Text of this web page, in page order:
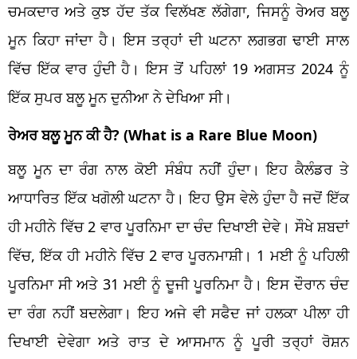
ਚਮਕਦਾਰ ਅਤੇ ਕੁਝ ਹੱਦ ਤੱਕ ਵਿਲੱਖਣ ਲੱਗੇਗਾ, ਜਿਸਨੂੰ ਰੇਅਰ ਬਲੂ
ਮੂਨ ਕਿਹਾ ਜਾਂਦਾ ਹੈ। ਇਸ ਤਰ੍ਹਾਂ ਦੀ ਘਟਨਾ ਲਗਭਗ ਢਾਈ ਸਾਲ
ਵਿੱਚ ਇੱਕ ਵਾਰ ਹੁੰਦੀ ਹੈ। ਇਸ ਤੋਂ ਪਹਿਲਾਂ 19 ਅਗਸਤ 2024 ਨੂੰ
ਇੱਕ ਸੁਪਰ ਬਲੂ ਮੂਨ ਦੁਨੀਆ ਨੇ ਦੇਖਿਆ ਸੀ।
ਰੇਅਰ ਬਲੂ ਮੂਨ ਕੀ ਹੈ? (What is a Rare Blue Moon)
ਬਲੂ ਮੂਨ ਦਾ ਰੰਗ ਨਾਲ ਕੋਈ ਸੰਬੰਧ ਨਹੀਂ ਹੁੰਦਾ। ਇਹ ਕੈਲੰਡਰ ਤੇ
ਆਧਾਰਿਤ ਇੱਕ ਖਗੋਲੀ ਘਟਨਾ ਹੈ। ਇਹ ਉਸ ਵੇਲੇ ਹੁੰਦਾ ਹੈ ਜਦੋਂ ਇੱਕ
ਹੀ ਮਹੀਨੇ ਵਿੱਚ 2 ਵਾਰ ਪੂਰਨਿਮਾ ਦਾ ਚੰਦ ਦਿਖਾਈ ਦੇਵੇ। ਸੌਖੇ ਸ਼ਬਦਾਂ
ਵਿੱਚ, ਇੱਕ ਹੀ ਮਹੀਨੇ ਵਿੱਚ 2 ਵਾਰ ਪੂਰਨਮਾਸ਼ੀ। 1 ਮਈ ਨੂੰ ਪਹਿਲੀ
ਪੂਰਨਿਮਾ ਸੀ ਅਤੇ 31 ਮਈ ਨੂੰ ਦੂਜੀ ਪੂਰਨਿਮਾ ਹੈ। ਇਸ ਦੌਰਾਨ ਚੰਦ
ਦਾ ਰੰਗ ਨਹੀਂ ਬਦਲੇਗਾ। ਇਹ ਅਜੇ ਵੀ ਸਫੈਦ ਜਾਂ ਹਲਕਾ ਪੀਲਾ ਹੀ
ਦਿਖਾਈ ਦੇਵੇਗਾ ਅਤੇ ਰਾਤ ਦੇ ਆਸਮਾਨ ਨੂੰ ਪੂਰੀ ਤਰ੍ਹਾਂ ਰੋਸ਼ਨ